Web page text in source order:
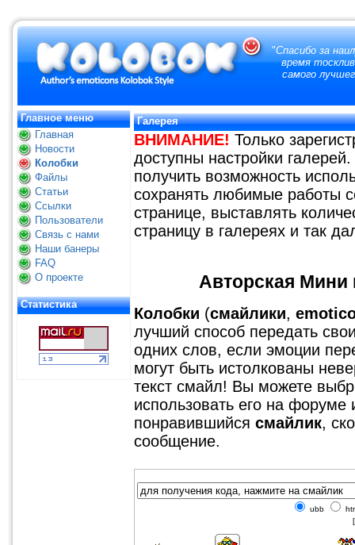
"Спасибо за
время
самого
Главное меню
Главная
Новости
Колобки
Файлы
Статьи
Ссылки
Пользователи
Связь с нами
Наши банеры
FAQ
О проекте
Статистика
Галерея
ВНИМАНИЕ! Только
доступны настройки
получить возможность
сохранять любимые работы
странице, выставлять
страницу в галереях и так
Авторская Мини
Колобки (смайлики,
лучший способ передать
одних слов, если эмоции
могут быть истолкованы
текст смайл! Вы можете
использовать его на
понравившийся смайлик,
сообщение.
ubb
[